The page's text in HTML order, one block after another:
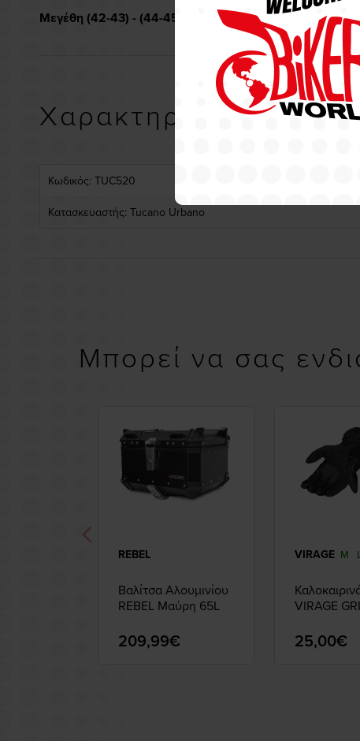
Μεγέθη (42-43) - (44-45) - (46-47)
Χαρακτηριστικά
Κωδικός: TUC520
Κατασκευαστής: Tucano Urbano
Μπορεί να σας
REBEL
Βαλίτσα Αλουμινίου
REBEL Μαύρη 65L
209,99€
VIRAGE M
VIRAGE
25,00€